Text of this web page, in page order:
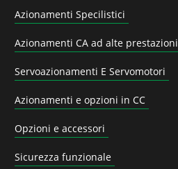
Azionamenti Specilistici
Azionamenti CA ad alte prestazioni
Servoazionamenti E Servomotori
Azionamenti e opzioni in CC
Opzioni e accessori
Sicurezza funzionale